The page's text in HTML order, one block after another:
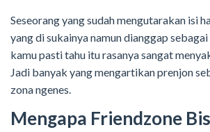
Seseorang yang sudah mengutarakan isi
yang di sukainya namun dianggap
kamu pasti tahu itu rasanya sangat
Jadi banyak yang mengartikan prenjon
zona ngenes.
Mengapa Friendzone